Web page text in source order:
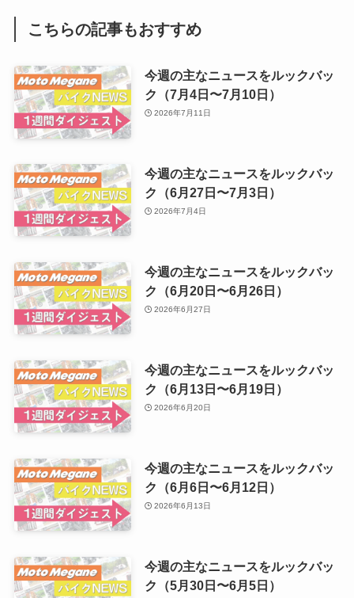
こちらの記事もおすすめ
今週の主なニュースをルックバッ
ク（7月4日〜7月10日）
2026年7月11日
今週の主なニュースをルックバッ
ク（6月27日〜7月3日）
2026年7月4日
今週の主なニュースをルックバッ
ク（6月20日〜6月26日）
2026年6月27日
今週の主なニュースをルックバッ
ク（6月13日〜6月19日）
2026年6月20日
今週の主なニュースをルックバッ
ク（6月6日〜6月12日）
2026年6月13日
今週の主なニュースをルックバッ
ク（5月30日〜6月5日）